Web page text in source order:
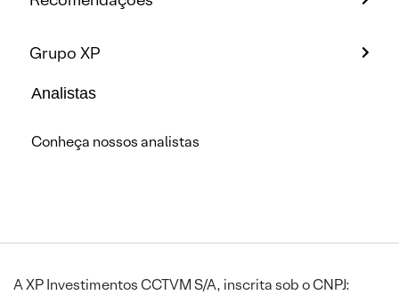
Grupo XP
Analistas
Conheça nossos analistas
A XP Investimentos CCTVM S/A, inscrita sob o CNPJ: